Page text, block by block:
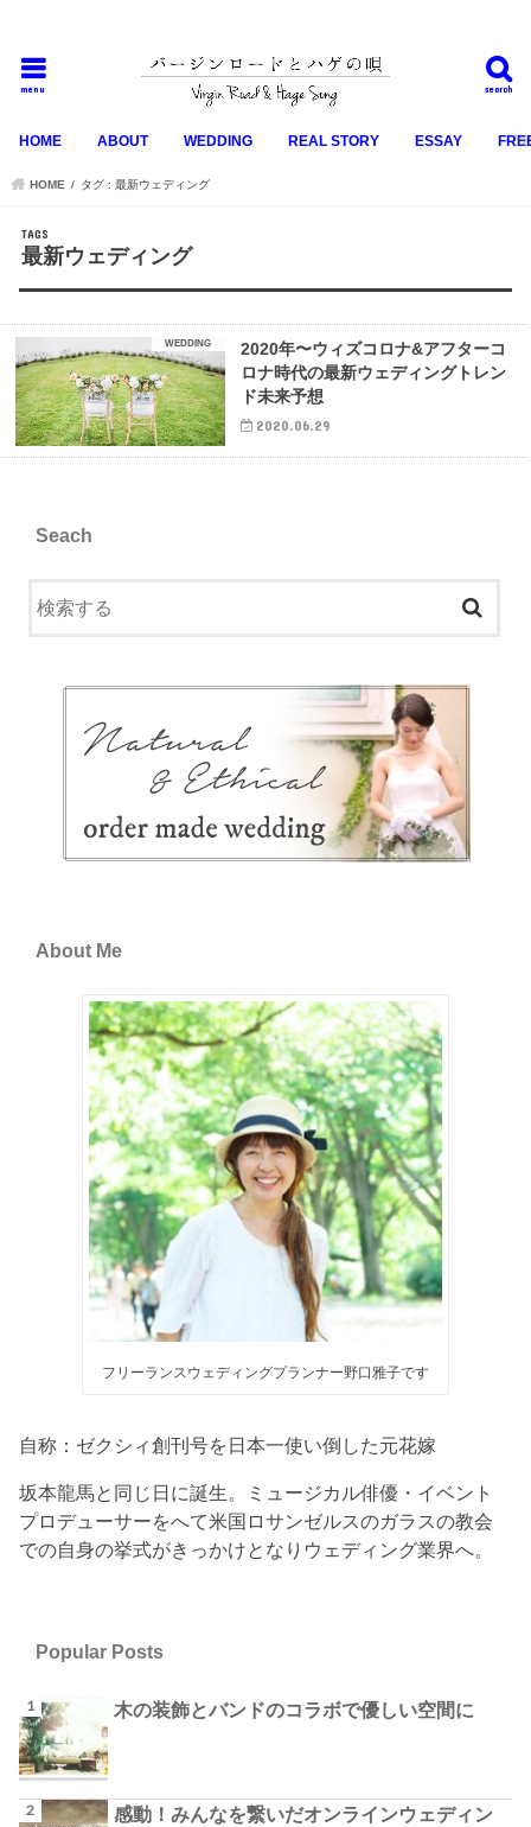
search
menu
HOME ABOUT WEDDING REAL STORY ESSAY
HOME タグ : 最新ウェディング
最新ウェディング
WEDDING
2020年〜ウィズコロナ&アフターコ
ロナ時代の最新ウェディングトレン
ド未来予想
2020.06.29
Seach
About Me
フリーランスウェディングプランナー野口雅子です
自称：ゼクシィ創刊号を日本一使い倒した元花嫁
坂本龍馬と同じ日に誕生。ミュージカル俳優・イベント
プロデューサーをへて米国ロサンゼルスのガラスの教会
での自身の挙式がきっかけとなりウェディング業界へ。
Popular Posts
木の装飾とバンドのコラボで優しい空間に
感動！みんなを繋いだオンラインウェディン